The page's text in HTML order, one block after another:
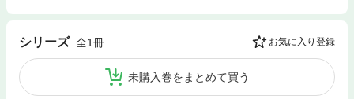
シリーズ 全1冊 お気に入り登録
未購入巻をまとめて買う